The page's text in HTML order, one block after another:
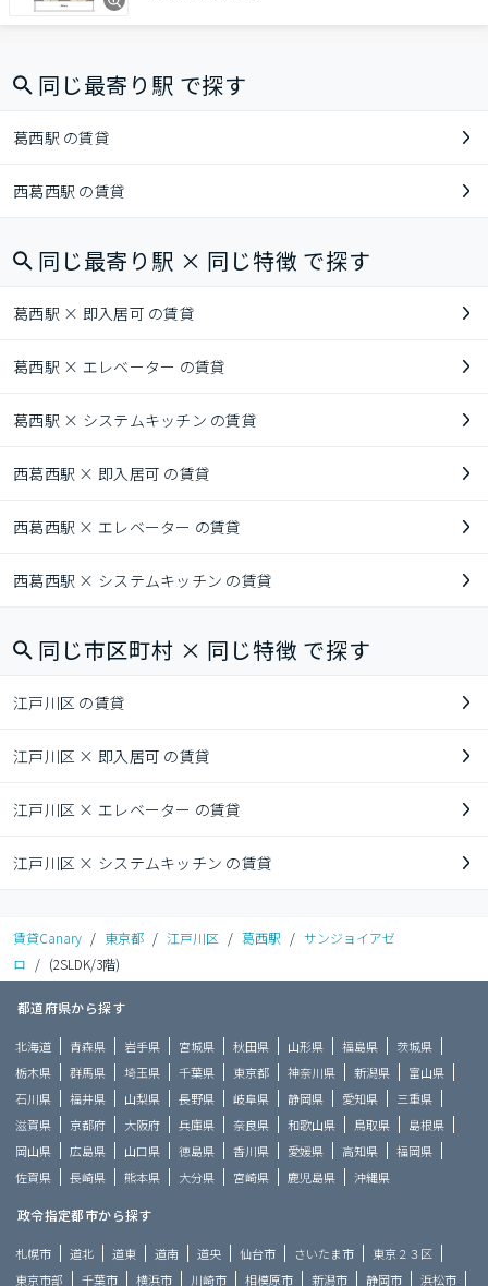
同じ最寄り駅 で探す
葛西駅 の賃貸
西葛西駅 の賃貸
同じ最寄り駅 × 同じ特徴 で探す
葛西駅 × 即入居可 の賃貸
葛西駅 × エレベーター の賃貸
葛西駅 × システムキッチン の賃貸
西葛西駅 × 即入居可 の賃貸
西葛西駅 × エレベーター の賃貸
西葛西駅 × システムキッチン の賃貸
同じ市区町村 × 同じ特徴 で探す
江戸川区 の賃貸
江戸川区 × 即入居可 の賃貸
江戸川区 × エレベーター の賃貸
江戸川区 × システムキッチン の賃貸
賃貸Canary / 東京都 / 江戸川区 / 葛西駅 / サンジョイアゼ
ロ / (2SLDK/3階)
都道府県から探す
北海道 青森県 岩手県 宮城県 秋田県 山形県 福島県
茨城県
栃木県
群馬県 埼玉県 千葉県 東京都 神奈川県 新潟県
富山県
石川県
福井県 山梨県 長野県 岐阜県 静岡県 愛知県
三重県
滋賀県
京都府 大阪府 兵庫県 奈良県 和歌山県 鳥取県
島根県
岡山県
広島県 山口県 徳島県 香川県 愛媛県 高知県
福岡県
佐賀県
長崎県 熊本県 大分県 宮崎県 鹿児島県 沖縄県
政令指定都市から探す
札幌市 道北 道東 道南 道央 仙台市 さいたま市
東京２３区
東京市部
千葉市 横浜市 川崎市 相模原市 新潟市 静岡市 浜松市